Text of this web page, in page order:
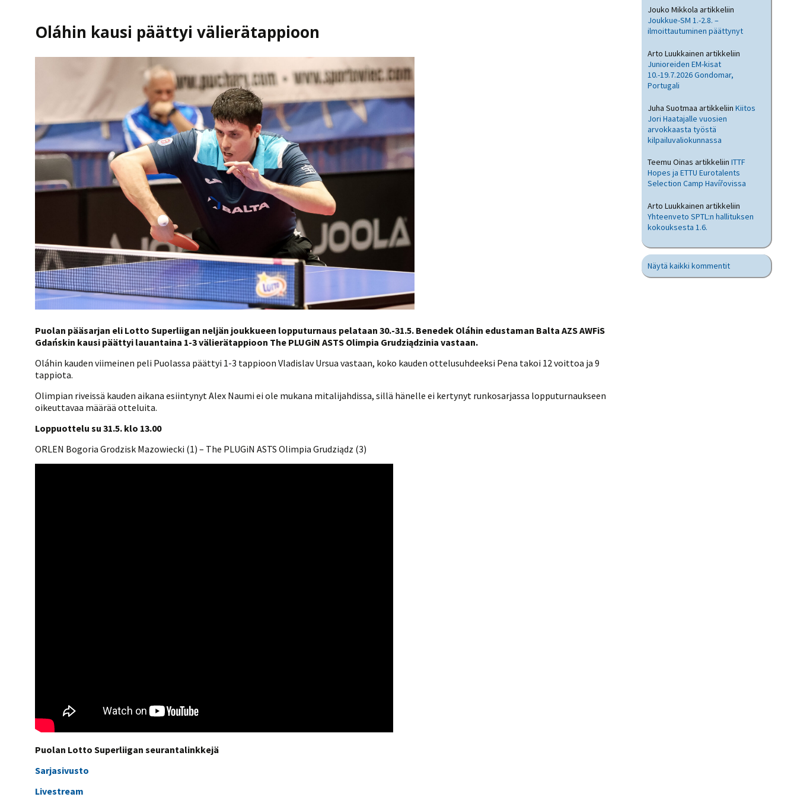
Oláhin kausi päättyi välierätappioon
Puolan pääsarjan eli Lotto Superliigan neljän joukkueen lopputurnaus pelataan 30.-31.5. Benedek Oláhin edustaman Balta AZS AWFiS
Gdańskin kausi päättyi lauantaina 1-3 välierätappioon The PLUGiN ASTS Olimpia Grudziądzinia vastaan.
Oláhin kauden viimeinen peli Puolassa päättyi 1-3 tappioon Vladislav Ursua vastaan, koko kauden ottelusuhdeeksi Pena takoi 12 voittoa ja 9
tappiota.
Olimpian riveissä kauden aikana esiintynyt Alex Naumi ei ole mukana mitalijahdissa, sillä hänelle ei kertynyt runkosarjassa lopputurnaukseen
oikeuttavaa määrää otteluita.
Loppuottelu su 31.5. klo 13.00
ORLEN Bogoria Grodzisk Mazowiecki (1) – The PLUGiN ASTS Olimpia Grudziądz (3)
Puolan Lotto Superliigan seurantalinkkejä
Sarjasivusto
Livestream
Jouko Mikkola artikkeliin
Joukkue-SM 1.-2.8. –
ilmoittautuminen päättynyt
Arto Luukkainen artikkeliin
Junioreiden EM-kisat
10.-19.7.2026 Gondomar,
Portugali
Juha Suotmaa artikkeliin Kiitos
Jori Haatajalle vuosien
arvokkaasta työstä
kilpailuvaliokunnassa
Teemu Oinas artikkeliin ITTF
Hopes ja ETTU Eurotalents
Selection Camp Havířovissa
Arto Luukkainen artikkeliin
Yhteenveto SPTL:n hallituksen
kokouksesta 1.6.
Näytä kaikki kommentit